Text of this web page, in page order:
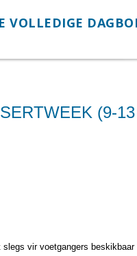
VOLLEDIGE
(9-
vir voetgangers beskikbaar